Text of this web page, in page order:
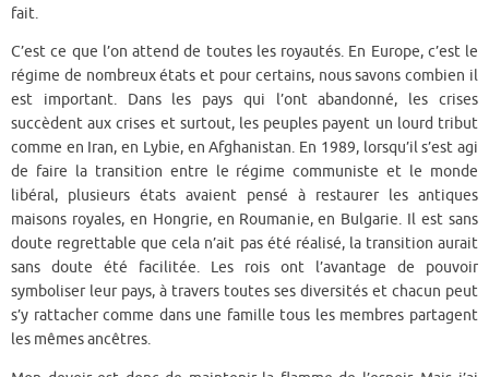
fait.
C’est ce que l’on attend de toutes les royautés. En Europe, c’est le
régime de nombreux états et pour certains, nous savons combien il
est important. Dans les pays qui l’ont abandonné, les crises
succèdent aux crises et surtout, les peuples payent un lourd tribut
comme en Iran, en Lybie, en Afghanistan. En 1989, lorsqu’il s’est agi
de faire la transition entre le régime communiste et le monde
libéral, plusieurs états avaient pensé à restaurer les antiques
maisons royales, en Hongrie, en Roumanie, en Bulgarie. Il est sans
doute regrettable que cela n’ait pas été réalisé, la transition aurait
sans doute été facilitée. Les rois ont l’avantage de pouvoir
symboliser leur pays, à travers toutes ses diversités et chacun peut
s’y rattacher comme dans une famille tous les membres partagent
les mêmes ancêtres.